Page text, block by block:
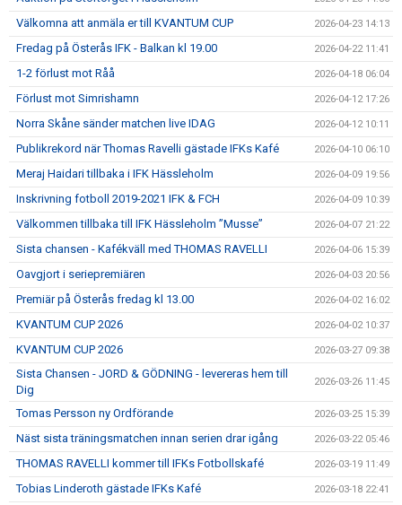
Välkomna att anmäla er till KVANTUM CUP 2026-04-23 14:13
Fredag på Österås IFK - Balkan kl 19.00 2026-04-22 11:41
1-2 förlust mot Råå 2026-04-18 06:04
Förlust mot Simrishamn 2026-04-12 17:26
Norra Skåne sänder matchen live IDAG 2026-04-12 10:11
Publikrekord när Thomas Ravelli gästade IFKs Kafé 2026-04-10 06:10
Meraj Haidari tillbaka i IFK Hässleholm 2026-04-09 19:56
Inskrivning fotboll 2019-2021 IFK & FCH 2026-04-09 10:39
Välkommen tillbaka till IFK Hässleholm ”Musse” 2026-04-07 21:22
Sista chansen - Kafékväll med THOMAS RAVELLI 2026-04-06 15:39
Oavgjort i seriepremiären 2026-04-03 20:56
Premiär på Österås fredag kl 13.00 2026-04-02 16:02
KVANTUM CUP 2026 2026-04-02 10:37
KVANTUM CUP 2026 2026-03-27 09:38
Sista Chansen - JORD & GÖDNING - levereras hem till
Dig
2026-03-26 11:45
Tomas Persson ny Ordförande 2026-03-25 15:39
Näst sista träningsmatchen innan serien drar igång 2026-03-22 05:46
THOMAS RAVELLI kommer till IFKs Fotbollskafé 2026-03-19 11:49
Tobias Linderoth gästade IFKs Kafé 2026-03-18 22:41